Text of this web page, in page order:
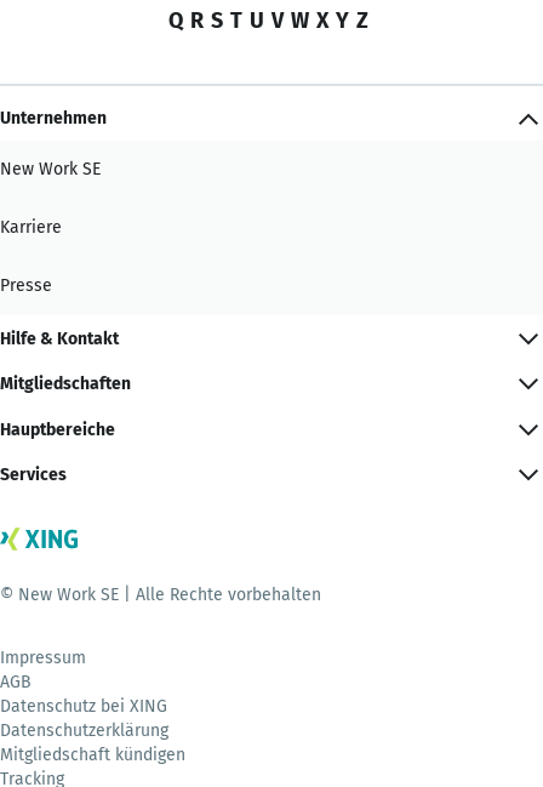
Q R S T U V W X Y Z
Unternehmen
New Work SE
Karriere
Presse
Hilfe & Kontakt
Mitgliedschaften
Hauptbereiche
Services
© New Work SE | Alle Rechte vorbehalten
Impressum
AGB
Datenschutz bei XING
Datenschutzerklärung
Mitgliedschaft kündigen
Tracking